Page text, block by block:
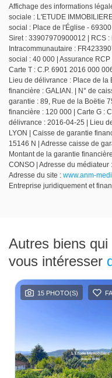
Affichage des informations
sociale : L'ETUDE
social : Place de l'Église - 69300
Siret : 33907970900012 | RCS :
Intracommunautaire :
social : 40 000 | Assurance RCP :
Carte T : C.P. 6901 2016 000
Lieu de délivrance : Place de la
financière : GALIAN. | N° de
garantie : 89, Rue de la Boëtie
financière : 120 000 | Carte G :
délivrance : 2016-04-25 | Lieu
LYON | Caisse de garantie
15146 N | Adresse caisse de
Montant de la garantie
CONSO | Adresse du médiateur
Adresse du site : www.anm-
Entreprise juridiquement et
Autres biens
vous intéresser
15 PHOTO(S)